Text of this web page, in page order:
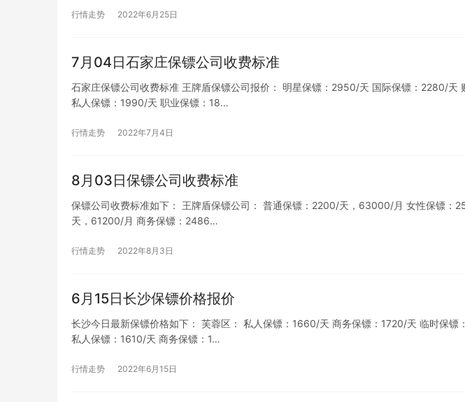
行情走势 2022年6月25日
7月04日石家庄保镖公司收费标准
石家庄保镖公司收费标准 王牌盾保镖公司报价： 明星保镖：2950/天 国际保镖：2280/
私人保镖：1990/天 职业保镖：18…
行情走势 2022年7月4日
8月03日保镖公司收费标准
保镖公司收费标准如下： 王牌盾保镖公司： 普通保镖：2200/天，63000/月 女性保镖
天，61200/月 商务保镖：2486…
行情走势 2022年8月3日
6月15日长沙保镖价格报价
长沙今日最新保镖价格如下： 芙蓉区： 私人保镖：1660/天 商务保镖：1720/天 临时保镖
私人保镖：1610/天 商务保镖：1…
行情走势 2022年6月15日